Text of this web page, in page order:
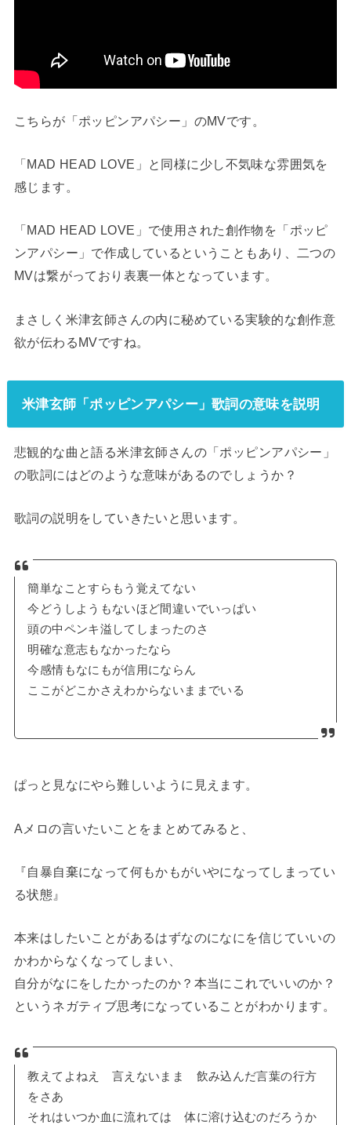
こちらが「ポッピンアパシー」のMVです。
「MAD HEAD LOVE」と同様に少し不気味な雰囲気を
感じます。
「MAD HEAD LOVE」で使用された創作物を「ポッピ
ンアパシー」で作成しているということもあり、二つの
MVは繋がっており表裏一体となっています。
まさしく米津玄師さんの内に秘めている実験的な創作意
欲が伝わるMVですね。
米津玄師「ポッピンアパシー」歌詞の意味を説明
悲観的な曲と語る米津玄師さんの「ポッピンアパシー」
の歌詞にはどのような意味があるのでしょうか？
歌詞の説明をしていきたいと思います。
簡単なことすらもう覚えてない
今どうしようもないほど間違いでいっぱい
頭の中ペンキ溢してしまったのさ
明確な意志もなかったなら
今感情もなにもが信用にならん
ここがどこかさえわからないままでいる
ぱっと見なにやら難しいように見えます。
Aメロの言いたいことをまとめてみると、
『自暴自棄になって何もかもがいやになってしまってい
る状態』
本来はしたいことがあるはずなのになにを信じていいの
かわからなくなってしまい、
自分がなにをしたかったのか？本当にこれでいいのか？
というネガティブ思考になっていることがわかります。
教えてよねえ 言えないまま 飲み込んだ言葉の行方
をさあ
それはいつか血に流れては 体に溶け込むのだろうか